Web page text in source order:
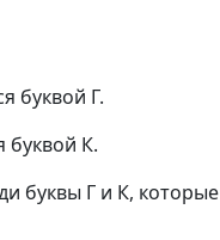
буквой Г.
буквой К.
буквы Г и К, которые